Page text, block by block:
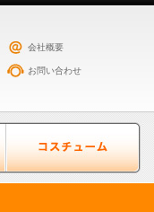
会社概要
お問い合わせ